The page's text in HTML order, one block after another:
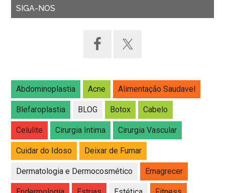
SIGA-NOS
Abdominoplastia Acne Alimentação Saudavel
Blefaroplastia BLOG Botox Cabelo
Celulite Cirurgia Intima Cirurgia Vascular
Cuidar do Idoso Deixar de Fumar
Dermatologia e Dermocosmético Emagrecer